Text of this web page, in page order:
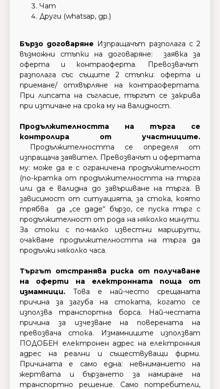
Чат
Други (whatsap, др.)
Бързо договаряне Изпращачът разполага с 2
възможни стъпки на договаряне: заявка за
оферта и контраоферта. Превозвачът
разполага със същите 2 стъпки: оферта и
приемане/ отхвърляне на контраофертата.
При липсата на съгласие, търгът се закрива
при изтичане на срока му на валидност.
Продължителността на търга се
контролира от участниците.
Продължителността се определя от
изпращача заявител. Превозвачът и офертата
му: може да е с ограничена продължителност
(по-кратка от продължителността на търга
или да е валидна до завършване на търга. В
зависимост от ситуацията, за стока, която
трябва да „се даде“ бързо, се пуска търг с
продължителност от рода на няколко минути.
За стоки с по-малко известни маршрути,
очакваме продължителността на търга да
продължи няколко часа.
Търгът отстранява риска от получаване
на оферти на електронната поща от
измамници. Това е най-често срещаната
причина за загуба на стоката, когато се
използва транспортна борса. Най-честата
причина за изчезване на поверената на
превозвача стока. Измамниците използват
ПОДОБЕН електронен адрес на електронния
адрес на реални и съществуващи фирми.
Причината е само една: невниманието на
жертвата и бързането за намиране на
транспортно решение. Само потребители,